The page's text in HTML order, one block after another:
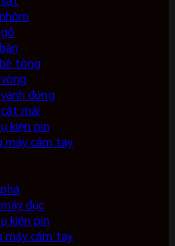
tông
đứng
mài
kiện pin
máy cầm tay
đục
kiện pin
máy cầm tay